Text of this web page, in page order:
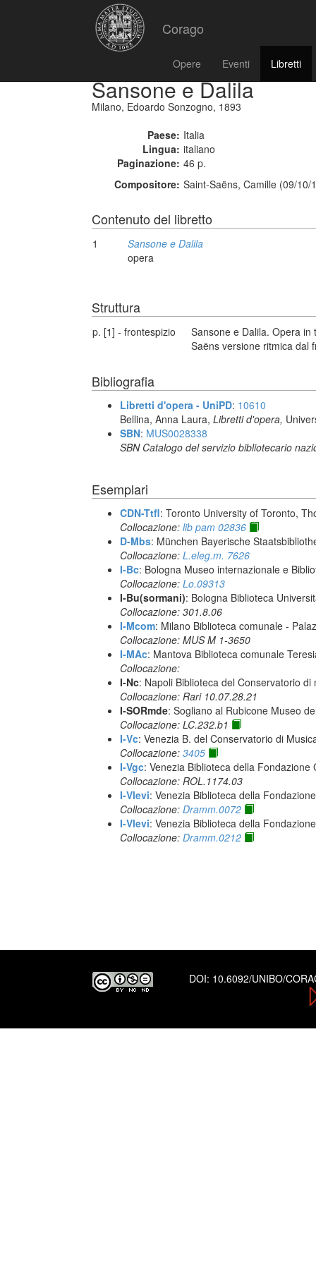
Corago
Opere Eventi Libretti
Sansone e Dalila
Milano, Edoardo Sonzogno, 1893
Paese: Italia
Lingua: italiano
Paginazione: 46 p.
Compositore: Saint-Saëns, Camille (09/
Contenuto del libretto
1
Sansone e Dalila
opera
Struttura
p. [1] - frontespizio
Sansone e Dalila. Opera
Saëns versione ritmica dal
Bibliografia
Libretti d'opera - UniPD: 10610
Bellina, Anna Laura, Libretti d'opera,
SBN: MUS0028338
SBN Catalogo del servizio bibliotecario
Esemplari
CDN-Ttfl: Toronto University of Toronto,
Collocazione: lib pam 02836
D-Mbs: München Bayerische
Collocazione: L.eleg.m. 7626
I-Bc: Bologna Museo internazionale e
Collocazione: Lo.09313
I-Bu(sormani): Bologna Biblioteca
Collocazione: 301.8.06
I-Mcom: Milano Biblioteca comunale -
Collocazione: MUS M 1-3650
I-MAc: Mantova Biblioteca comunale
Collocazione:
I-Nc: Napoli Biblioteca del Conservatorio
Collocazione: Rari 10.07.28.21
I-SORmde: Sogliano al Rubicone Museo
Collocazione: LC.232.b1
I-Vc: Venezia B. del Conservatorio di
Collocazione: 3405
I-Vgc: Venezia Biblioteca della Fondazione
Collocazione: ROL.1174.03
I-Vlevi: Venezia Biblioteca della
Collocazione: Dramm.0072
I-Vlevi: Venezia Biblioteca della
Collocazione: Dramm.0212
DOI: 10.6092/UNIBO/